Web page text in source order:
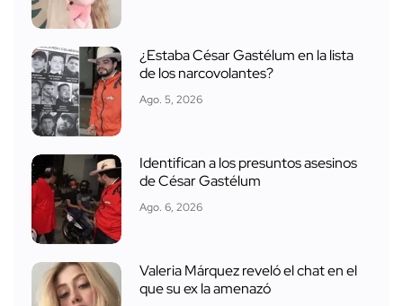
¿Estaba César Gastélum en la lista
de los narcovolantes?
Ago. 5, 2026
Identifican a los presuntos asesinos
de César Gastélum
Ago. 6, 2026
Valeria Márquez reveló el chat en el
que su ex la amenazó